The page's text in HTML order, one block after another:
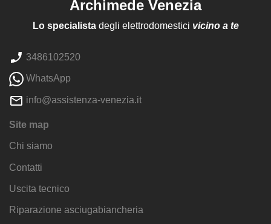
Archimede Venezia
Lo specialistadegli elettrodomestici vicino a te
3486102520
WhatsApp
info@assistenza-venezia.it
Site map
Chi siamo
Contatti
Uscita tecnico
Riparazione asciugabiancheria